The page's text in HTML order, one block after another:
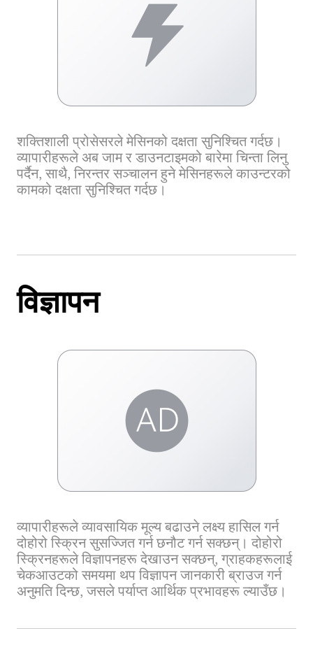
शक्तिशाली प्रोसेसरले मेसिनको दक्षता सुनिश्चित गर्दछ।
व्यापारीहरूले अब जाम र डाउनटाइमको बारेमा चिन्ता लिनु
पर्दैन, साथै, निरन्तर सञ्चालन हुने मेसिनहरूले काउन्टरको
कामको दक्षता सुनिश्चित गर्दछ।
विज्ञापन
व्यापारीहरूले व्यावसायिक मूल्य बढाउने लक्ष्य हासिल गर्न
दोहोरो स्क्रिन सुसज्जित गर्न छनौट गर्न सक्छन्। दोहोरो
स्क्रिनहरूले विज्ञापनहरू देखाउन सक्छन्, ग्राहकहरूलाई
चेकआउटको समयमा थप विज्ञापन जानकारी ब्राउज गर्न
अनुमति दिन्छ, जसले पर्याप्त आर्थिक प्रभावहरू ल्याउँछ।